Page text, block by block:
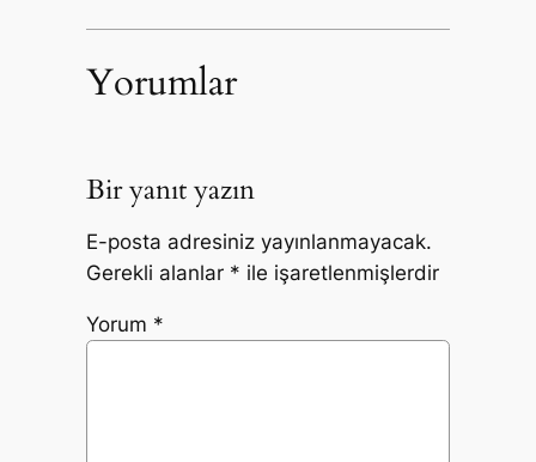
Yorumlar
Bir yanıt yazın
E-posta adresiniz yayınlanmayacak.
Gerekli alanlar * ile işaretlenmişlerdir
Yorum *